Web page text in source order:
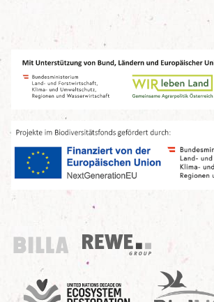
Billa
REWE Group
UN Decade
Birdlife